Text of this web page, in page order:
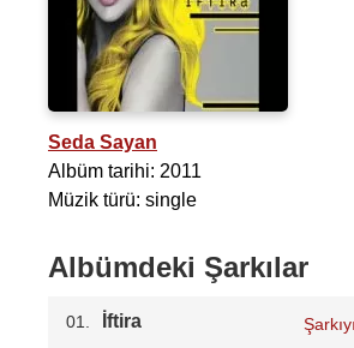
Seda Sayan
Albüm tarihi: 2011
Müzik türü: single
Albümdeki Şarkılar
01. İftira